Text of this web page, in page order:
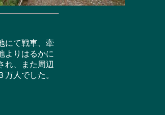
にて戦車、牽
よりはるかに
れ、また周辺
人でした。